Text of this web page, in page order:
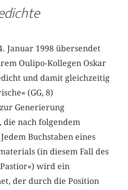
Januar 1998 übersendet
Oulipo-Kollegen Oskar
und damit gleichzeitig
(GG, 8)
Generierung
nach folgendem
Buchstaben eines
(in diesem Fall des
wird ein
der durch die Position